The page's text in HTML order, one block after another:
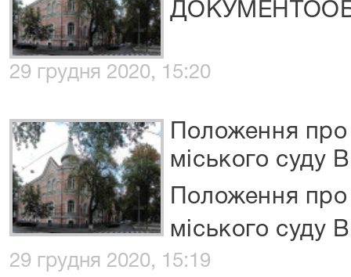
29 грудня 2020, 15:20
Положення
міського суду
Положення
міського суду
29 грудня 2020, 15:19